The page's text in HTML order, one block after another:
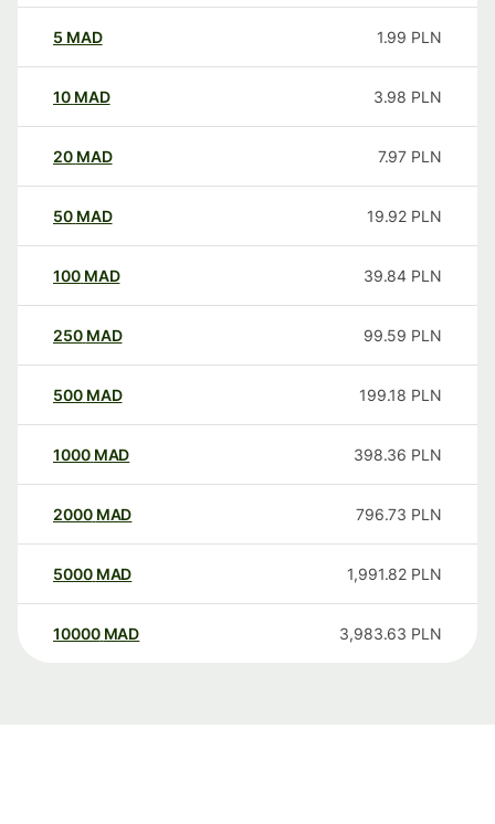
5 MAD 1.99 PLN
10 MAD 3.98 PLN
20 MAD 7.97 PLN
50 MAD 19.92 PLN
100 MAD 39.84 PLN
250 MAD 99.59 PLN
500 MAD 199.18 PLN
1000 MAD 398.36 PLN
2000 MAD 796.73 PLN
5000 MAD 1,991.82 PLN
10000 MAD 3,983.63 PLN